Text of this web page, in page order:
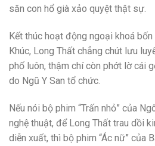
săn con hổ già xảo quyệt thật sự.
Kết thúc hoạt động ngoại khoá
Khúc, Long Thất chẳng chút lưu
phố luôn, thậm chí còn phớt lờ cái
do Ngũ Y San tổ chức.
Nếu nói bộ phim “Trấn nhỏ” của
nghệ thuật, để Long Thất trau dồi
diễn xuất, thì bộ phim “Ác nữ” của